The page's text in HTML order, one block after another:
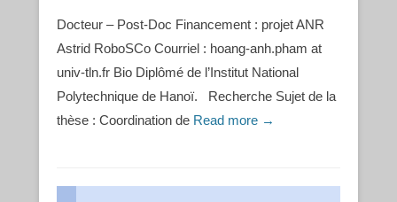
Docteur – Post-Doc Financement : projet ANR
Astrid RoboSCo Courriel : hoang-anh.pham at
univ-tln.fr Bio Diplômé de l’Institut National
Polytechnique de Hanoï. Recherche Sujet de la
thèse : Coordination de Read more →